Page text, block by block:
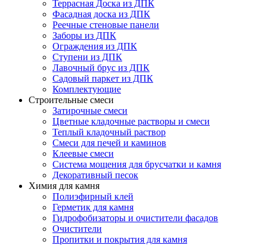
Террасная Доска из ДПК
Фасадная доска из ДПК
Реечные стеновые панели
Заборы из ДПК
Ограждения из ДПК
Ступени из ДПК
Лавочный брус из ДПК
Садовый паркет из ДПК
Комплектующие
Строительные смеси
Затирочные смеси
Цветные кладочные растворы и смеси
Теплый кладочный раствор
Смеси для печей и каминов
Клеевые смеси
Система мощения для брусчатки и камня
Декоративный песок
Химия для камня
Полиэфирный клей
Герметик для камня
Гидрофобизаторы и очистители фасадов
Очистители
Пропитки и покрытия для камня